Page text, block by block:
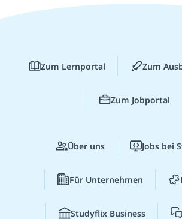
Zum Lernportal Zum
Zum Jobportal
Über uns Jobs bei
Für Unternehmen
Studyflix Business